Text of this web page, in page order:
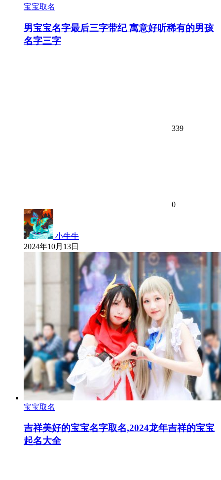
宝宝取名
男宝宝名字最后三字带纪 寓意好听稀有的男孩
名字三字
339
0
小牛牛
2024年10月13日
宝宝取名
吉祥美好的宝宝名字取名,2024龙年吉祥的宝宝
起名大全